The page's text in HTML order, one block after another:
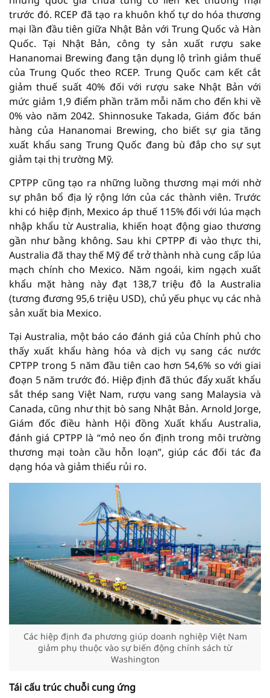
trước đó. RCEP đã tạo ra khuôn khổ tự do hóa thương
mại lần đầu tiên giữa Nhật Bản với Trung Quốc và Hàn
Quốc. Tại Nhật Bản, công ty sản xuất rượu sake
Hananomai Brewing đang tận dụng lộ trình giảm thuế
của Trung Quốc theo RCEP. Trung Quốc cam kết cắt
giảm thuế suất 40% đối với rượu sake Nhật Bản với
mức giảm 1,9 điểm phần trăm mỗi năm cho đến khi về
0% vào năm 2042. Shinnosuke Takada, Giám đốc bán
hàng của Hananomai Brewing, cho biết sự gia tăng
xuất khẩu sang Trung Quốc đang bù đắp cho sự sụt
giảm tại thị trường Mỹ.
CPTPP cũng tạo ra những luồng thương mại mới nhờ
sự phân bổ địa lý rộng lớn của các thành viên. Trước
khi có hiệp định, Mexico áp thuế 115% đối với lúa mạch
nhập khẩu từ Australia, khiến hoạt động giao thương
gần như bằng không. Sau khi CPTPP đi vào thực thi,
Australia đã thay thế Mỹ để trở thành nhà cung cấp lúa
mạch chính cho Mexico. Năm ngoái, kim ngạch xuất
khẩu mặt hàng này đạt 138,7 triệu đô la Australia
(tương đương 95,6 triệu USD), chủ yếu phục vụ các nhà
sản xuất bia Mexico.
Tại Australia, một báo cáo đánh giá của Chính phủ cho
thấy xuất khẩu hàng hóa và dịch vụ sang các nước
CPTPP trong 5 năm đầu tiên cao hơn 54,6% so với giai
đoạn 5 năm trước đó. Hiệp định đã thúc đẩy xuất khẩu
sắt thép sang Việt Nam, rượu vang sang Malaysia và
Canada, cũng như thịt bò sang Nhật Bản. Arnold Jorge,
Giám đốc điều hành Hội đồng Xuất khẩu Australia,
đánh giá CPTPP là “mỏ neo ổn định trong môi trường
thương mại toàn cầu hỗn loạn”, giúp các đối tác đa
dạng hóa và giảm thiểu rủi ro.
Các hiệp định đa phương giúp doanh nghiệp Việt Nam
giảm phụ thuộc vào sự biến động chính sách từ
Washington
Tái cấu trúc chuỗi cung ứng